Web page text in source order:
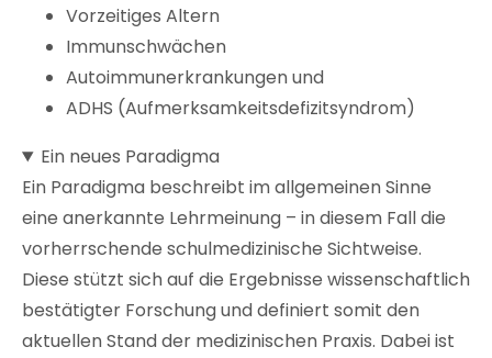
Vorzeitiges Altern
Immunschwächen
Autoimmunerkrankungen und
ADHS (Aufmerksamkeitsdefizitsyndrom)
Ein neues Paradigma
Ein Paradigma beschreibt im allgemeinen Sinne
eine anerkannte Lehrmeinung – in diesem Fall die
vorherrschende schulmedizinische Sichtweise.
Diese stützt sich auf die Ergebnisse wissenschaftlich
bestätigter Forschung und definiert somit den
aktuellen Stand der medizinischen Praxis. Dabei ist